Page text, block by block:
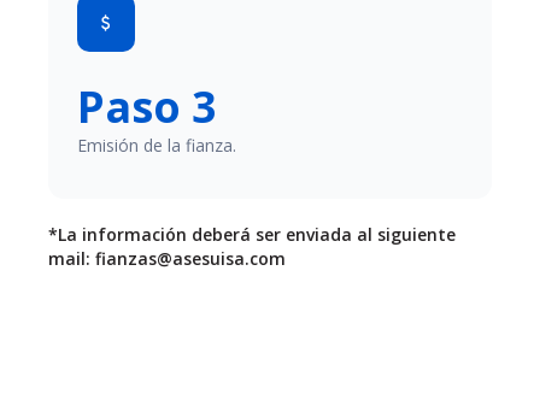
Paso 3
Emisión de la fianza.
*La información deberá ser enviada al siguiente
mail: fianzas@asesuisa.com